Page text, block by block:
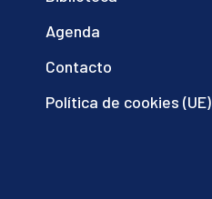
Agenda
Contacto
Política de cookies (UE)